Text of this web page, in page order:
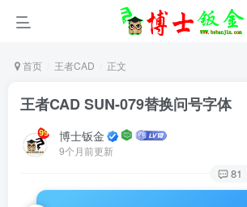
首页 王者CAD 正文
王者CAD SUN-079替换问号字体
博士钣金
9个月前更新
81